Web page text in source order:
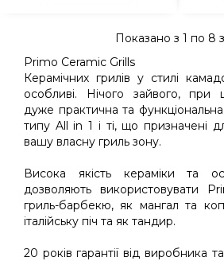
Показано з 1 по 8
Primo Ceramic Grills
Керамічних грилів у стилі
особливі. Нічого зайвого, при
дуже практична та
типу All in 1 і ті, що призначені
вашу власну гриль зону.
Висока якість кераміки та
дозволяють використовувати
гриль-барбекю, як мангал та
італійську піч та як тандир.
20 років гарантії від виробника